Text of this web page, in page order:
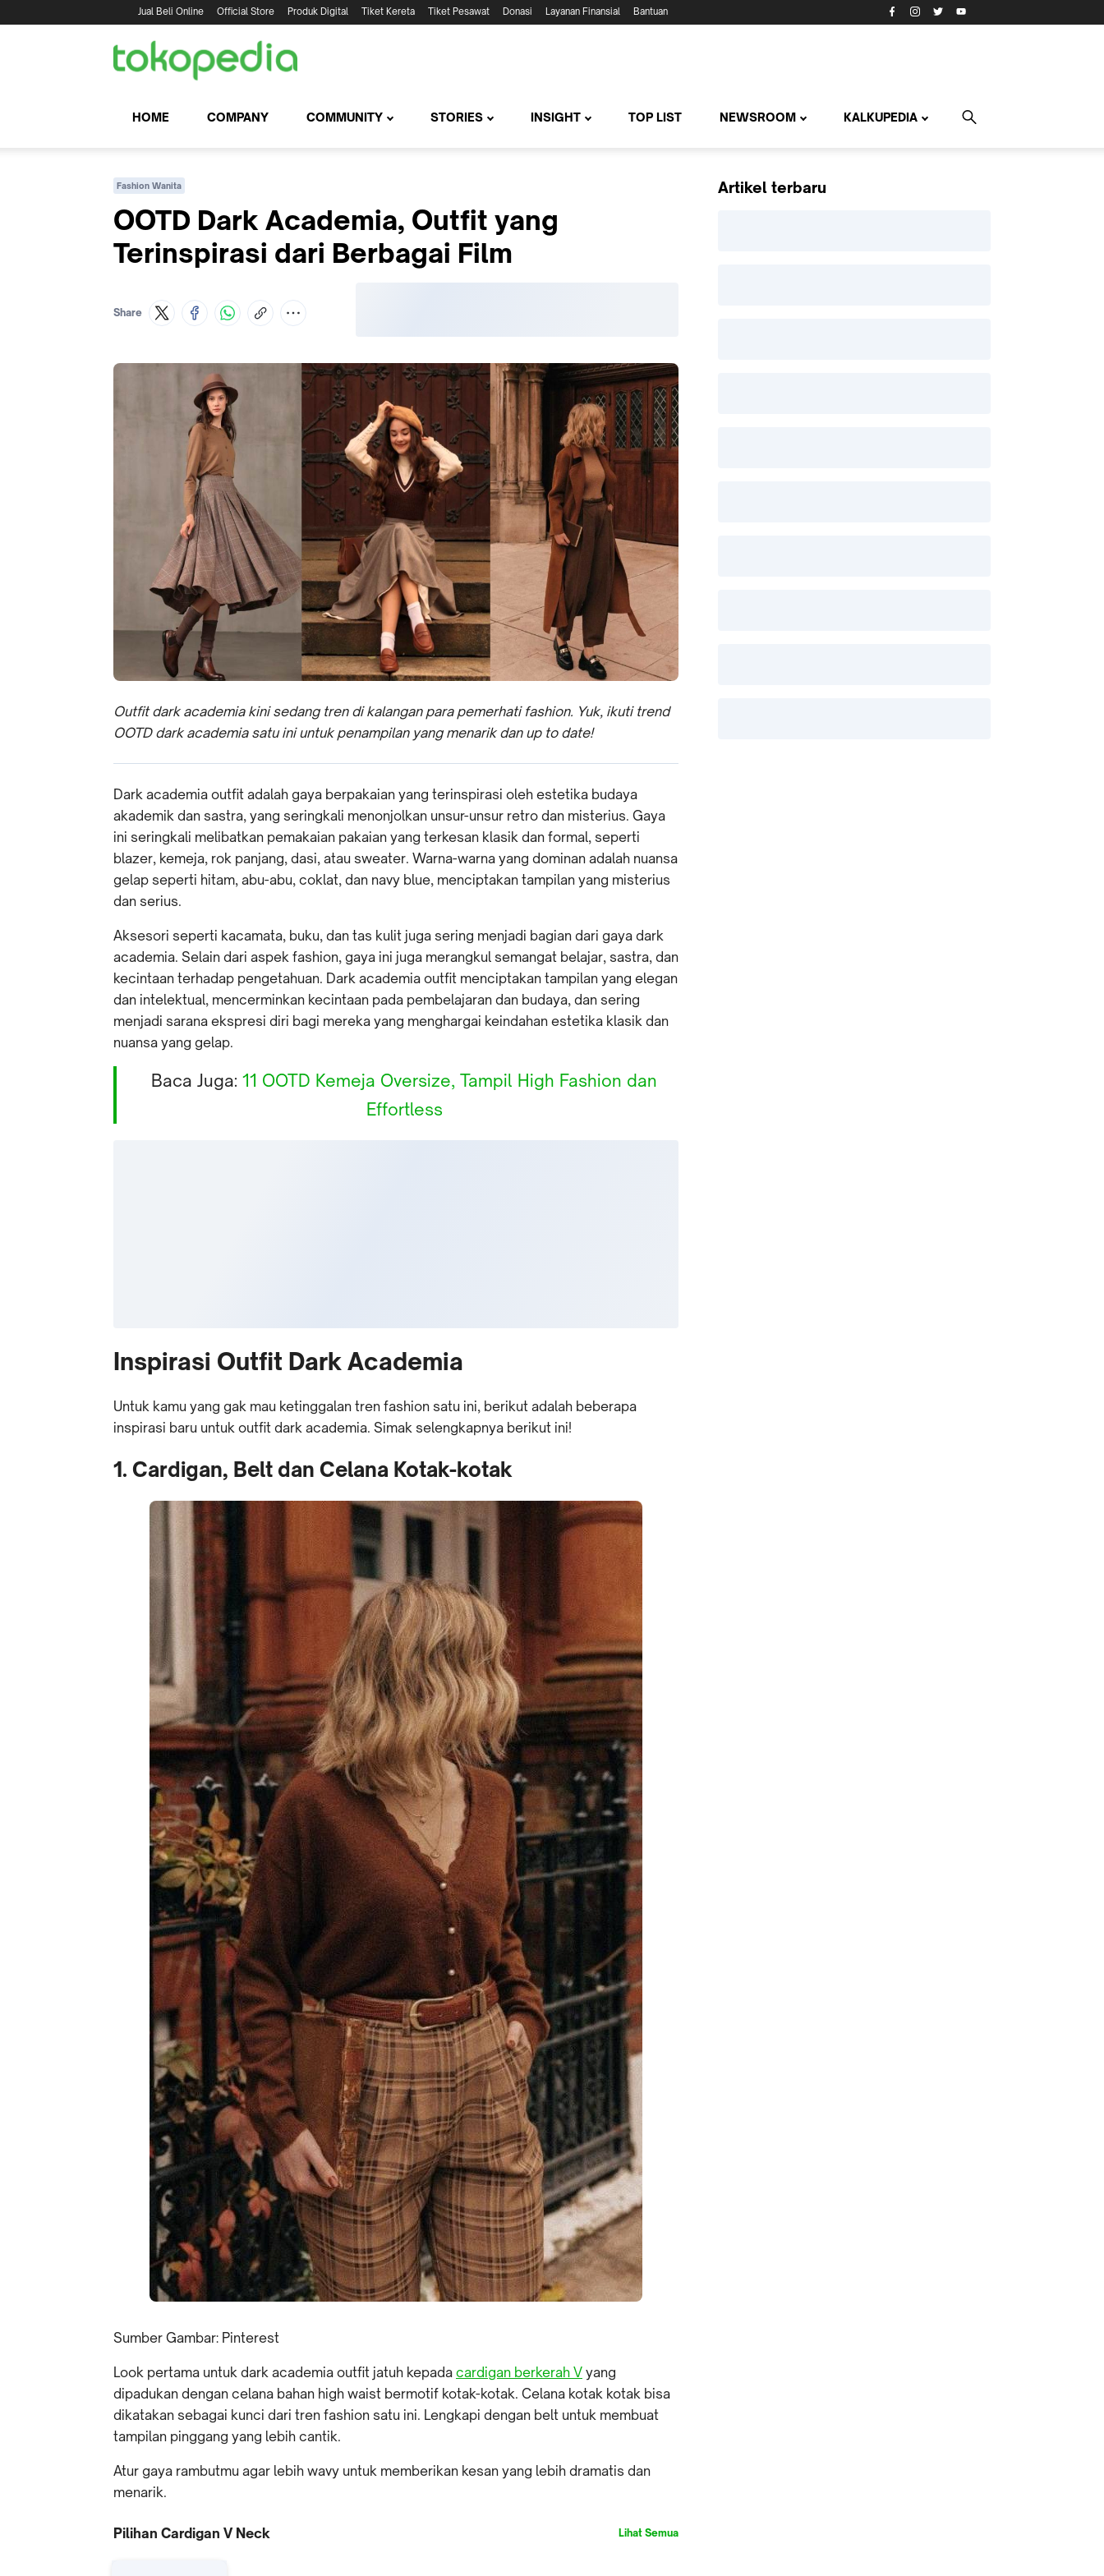
Jual Beli Online Official Store Produk Digital Tiket Kereta Tiket Pesawat Donasi Layanan Finansial Bantuan
HOME COMPANY COMMUNITY STORIES INSIGHT TOP LIST NEWSROOM KALKUPEDIA
Fashion Wanita
OOTD Dark Academia, Outfit yang
Terinspirasi dari Berbagai Film
Share
Outfit dark academia kini sedang tren di kalangan para pemerhati fashion. Yuk, ikuti trend
OOTD dark academia satu ini untuk penampilan yang menarik dan up to date!
Dark academia outfit adalah gaya berpakaian yang terinspirasi oleh estetika budaya
akademik dan sastra, yang seringkali menonjolkan unsur-unsur retro dan misterius. Gaya
ini seringkali melibatkan pemakaian pakaian yang terkesan klasik dan formal, seperti
blazer, kemeja, rok panjang, dasi, atau sweater. Warna-warna yang dominan adalah nuansa
gelap seperti hitam, abu-abu, coklat, dan navy blue, menciptakan tampilan yang misterius
dan serius.
Aksesori seperti kacamata, buku, dan tas kulit juga sering menjadi bagian dari gaya dark
academia. Selain dari aspek fashion, gaya ini juga merangkul semangat belajar, sastra, dan
kecintaan terhadap pengetahuan. Dark academia outfit menciptakan tampilan yang elegan
dan intelektual, mencerminkan kecintaan pada pembelajaran dan budaya, dan sering
menjadi sarana ekspresi diri bagi mereka yang menghargai keindahan estetika klasik dan
nuansa yang gelap.
Baca Juga: 11 OOTD Kemeja Oversize, Tampil High Fashion dan
Effortless
Inspirasi Outfit Dark Academia
Untuk kamu yang gak mau ketinggalan tren fashion satu ini, berikut adalah beberapa
inspirasi baru untuk outfit dark academia. Simak selengkapnya berikut ini!
1. Cardigan, Belt dan Celana Kotak-kotak
Sumber Gambar: Pinterest
Look pertama untuk dark academia outfit jatuh kepada cardigan berkerah V yang
dipadukan dengan celana bahan high waist bermotif kotak-kotak. Celana kotak kotak bisa
dikatakan sebagai kunci dari tren fashion satu ini. Lengkapi dengan belt untuk membuat
tampilan pinggang yang lebih cantik.
Atur gaya rambutmu agar lebih wavy untuk memberikan kesan yang lebih dramatis dan
menarik.
Pilihan Cardigan V Neck Lihat Semua
Artikel terbaru